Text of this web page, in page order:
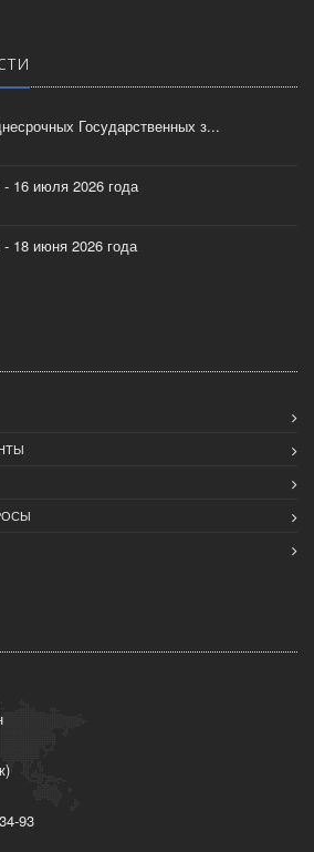
Государственных з...
16 июля 2026 года
18 июня 2026 года
93